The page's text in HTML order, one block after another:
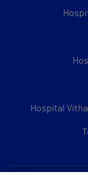
Hospital